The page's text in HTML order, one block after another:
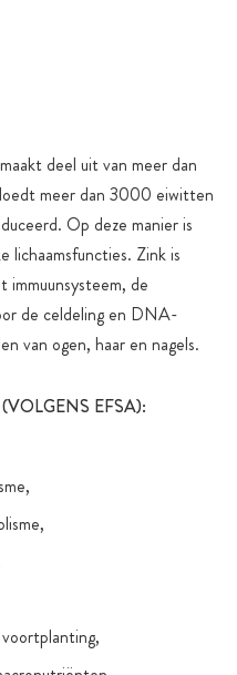
deel uit van meer dan
meer dan 3000 eiwitten
Op deze manier is
lichaamsfuncties. Zink is
de
de celdeling en DNA-
van ogen, haar en nagels.
EFSA):